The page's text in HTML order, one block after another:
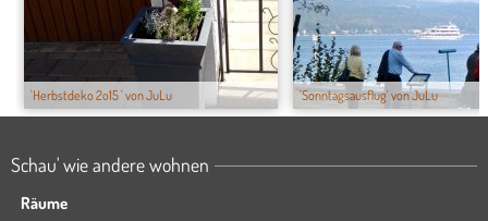
'Herbstdeko 2o15 ' von JuLu 'Sonntagsausflug' von JuLu
Schau' wie andere wohnen
Räume